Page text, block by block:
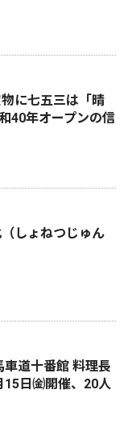
に七五三は「晴
40年オープンの信
しょねつじゅん
道十番館 料理長
15日㈮開催、20人